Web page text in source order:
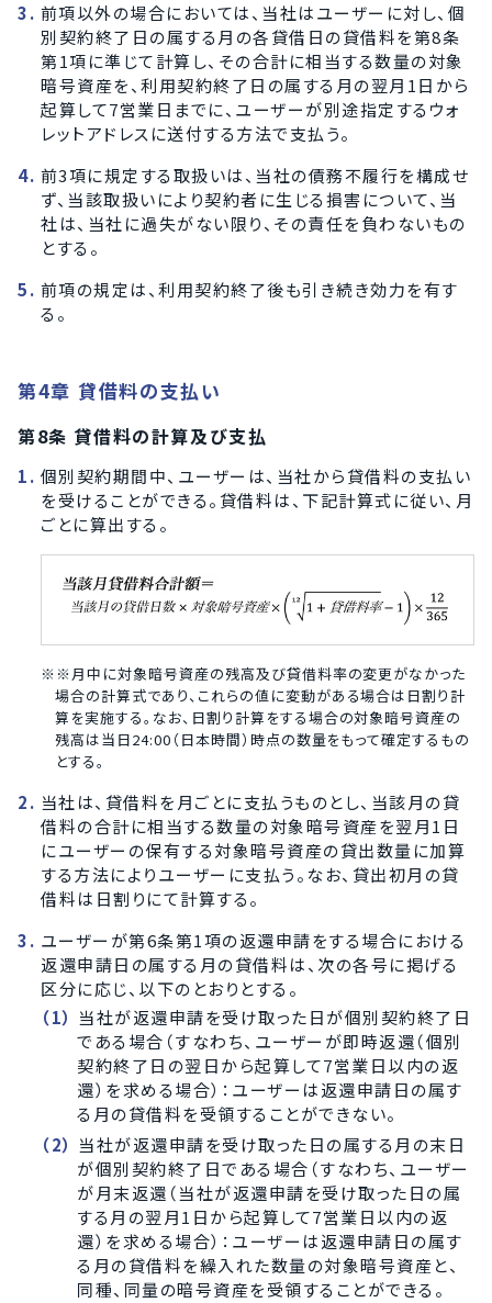
前項以外の場合においては、当社はユーザーに対し、個
別契約終了日の属する月の各貸借日の貸借料を第8条
第1項に準じて計算し、その合計に相当する数量の対象
暗号資産を、利用契約終了日の属する月の翌月1日から
起算して7営業日までに、ユーザーが別途指定するウォ
レットアドレスに送付する方法で支払う。
前3項に規定する取扱いは、当社の債務不履行を構成せ
ず、当該取扱いにより契約者に生じる損害について、当
社は、当社に過失がない限り、その責任を負わないもの
とする。
前項の規定は、利用契約終了後も引き続き効力を有す
る。
第4章 貸借料の支払い
第8条 貸借料の計算及び支払
個別契約期間中、ユーザーは、当社から貸借料の支払い
を受けることができる。貸借料は、下記計算式に従い、月
ごとに算出する。
※月中に対象暗号資産の残高及び貸借料率の変更がなかった
場合の計算式であり、これらの値に変動がある場合は日割り計
算を実施する。なお、日割り計算をする場合の対象暗号資産の
残高は当日24:00（日本時間）時点の数量をもって確定するもの
とする。
当社は、貸借料を月ごとに支払うものとし、当該月の貸
借料の合計に相当する数量の対象暗号資産を翌月1日
にユーザーの保有する対象暗号資産の貸出数量に加算
する方法によりユーザーに支払う。なお、貸出初月の貸
借料は日割りにて計算する。
ユーザーが第6条第1項の返還申請をする場合における
返還申請日の属する月の貸借料は、次の各号に掲げる
区分に応じ、以下のとおりとする。
当社が返還申請を受け取った日が個別契約終了日
である場合（すなわち、ユーザーが即時返還（個別
契約終了日の翌日から起算して7営業日以内の返
還）を求める場合）：ユーザーは返還申請日の属す
る月の貸借料を受領することができない。
当社が返還申請を受け取った日の属する月の末日
が個別契約終了日である場合（すなわち、ユーザー
が月末返還（当社が返還申請を受け取った日の属
する月の翌月1日から起算して7営業日以内の返
還）を求める場合）：ユーザーは返還申請日の属す
る月の貸借料を繰入れた数量の対象暗号資産と、
同種、同量の暗号資産を受領することができる。